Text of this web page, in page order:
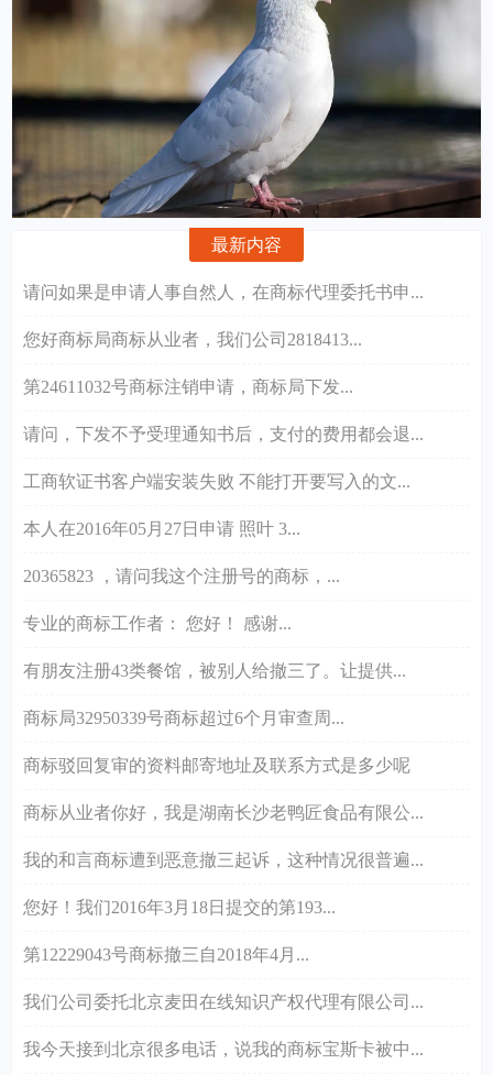
最新内容
请问如果是申请人事自然人，在商标代理委托书申...
您好商标局商标从业者，我们公司2818413...
第24611032号商标注销申请，商标局下发...
请问，下发不予受理通知书后，支付的费用都会退...
工商软证书客户端安装失败 不能打开要写入的文...
本人在2016年05月27日申请 照叶 3...
20365823 ，请问我这个注册号的商标，...
专业的商标工作者： 您好！ 感谢...
有朋友注册43类餐馆，被别人给撤三了。让提供...
商标局32950339号商标超过6个月审查周...
商标驳回复审的资料邮寄地址及联系方式是多少呢
商标从业者你好，我是湖南长沙老鸭匠食品有限公...
我的和言商标遭到恶意撤三起诉，这种情况很普遍...
您好！我们2016年3月18日提交的第193...
第12229043号商标撤三自2018年4月...
我们公司委托北京麦田在线知识产权代理有限公司...
我今天接到北京很多电话，说我的商标宝斯卡被中...